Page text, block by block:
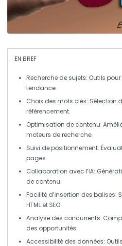
EN BREF
Recherche de sujets: Outils
tendance.
Choix des mots clés: Sélection
référencement.
Optimisation de contenu:
moteurs de recherche.
Suivi de positionnement:
pages.
Collaboration avec l’IA:
de contenu.
Facilité d’insertion des balises:
HTML et SEO.
Analyse des concurrents:
des opportunités.
Accessibilité des données: